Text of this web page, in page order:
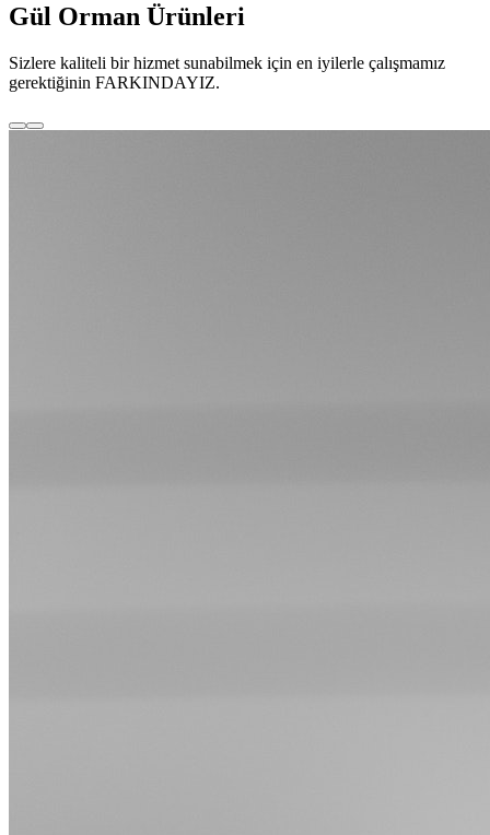
Gül Orman Ürünleri
Sizlere kaliteli bir hizmet sunabilmek için en iyilerle çalışmamız
gerektiğinin FARKINDAYIZ.